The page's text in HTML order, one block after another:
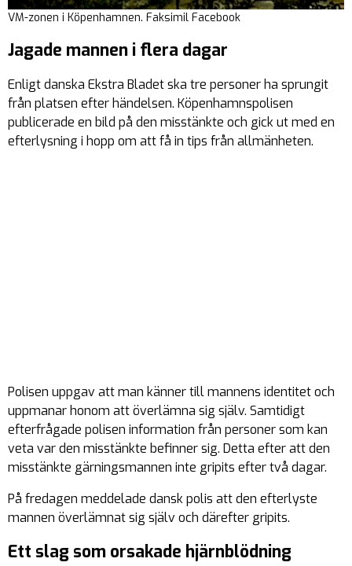
VM-zonen i Köpenhamnen. Faksimil Facebook
Jagade mannen i flera dagar
Enligt danska Ekstra Bladet ska tre personer ha sprungit
från platsen efter händelsen. Köpenhamnspolisen
publicerade en bild på den misstänkte och gick ut med en
efterlysning i hopp om att få in tips från allmänheten.
Polisen uppgav att man känner till mannens identitet och
uppmanar honom att överlämna sig själv. Samtidigt
efterfrågade polisen information från personer som kan
veta var den misstänkte befinner sig. Detta efter att den
misstänkte gärningsmannen inte gripits efter två dagar.
På fredagen meddelade dansk polis att den efterlyste
mannen överlämnat sig själv och därefter gripits.
Ett slag som orsakade hjärnblödning